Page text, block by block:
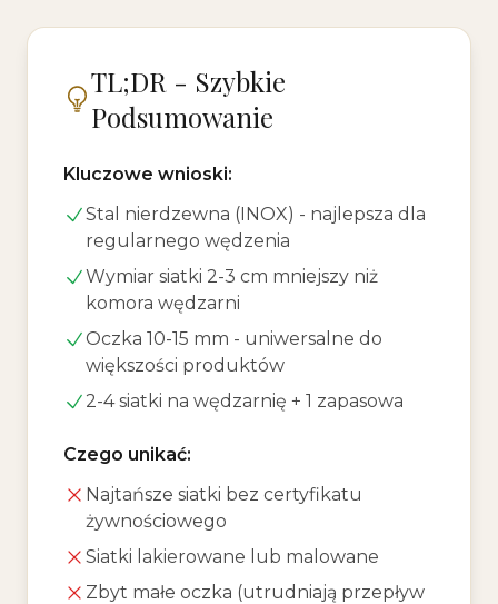
TL;DR - Szybkie
Podsumowanie
Kluczowe wnioski:
Stal nierdzewna (INOX) - najlepsza dla
regularnego wędzenia
Wymiar siatki 2-3 cm mniejszy niż
komora wędzarni
Oczka 10-15 mm - uniwersalne do
większości produktów
2-4 siatki na wędzarnię + 1 zapasowa
Czego unikać:
Najtańsze siatki bez certyfikatu
żywnościowego
Siatki lakierowane lub malowane
Zbyt małe oczka (utrudniają przepływ